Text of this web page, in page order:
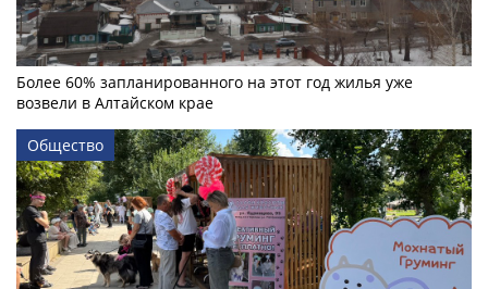
Более 60% запланированного на этот год жилья уже
возвели в Алтайском крае
Общество